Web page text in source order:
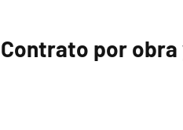
Contrato por